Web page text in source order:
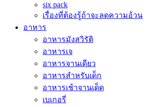
six pack
เรื่องที่ต้องรู้ถ้าจะลดความอ้วน
อาหาร
อาหารมังสวิรัติ
อาหารเจ
อาหารจานเดียว
อาหารสำหรับเด็ก
อาหารเช้าจานเด็ด
เบเกอรี่